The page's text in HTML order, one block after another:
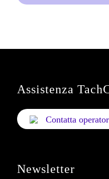
Assistenza
Contatta
Newsletter